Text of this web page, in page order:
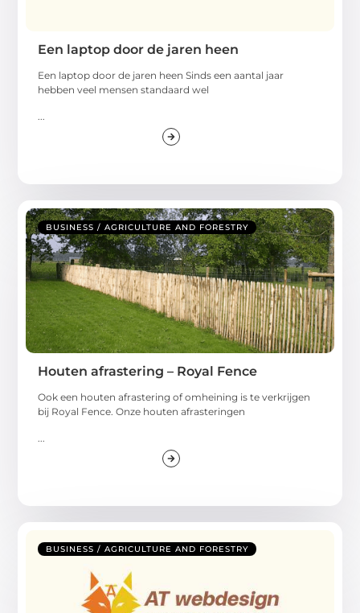
Een laptop door de jaren heen
Een laptop door de jaren heen Sinds een aantal jaar
hebben veel mensen standaard wel
BUSINESS / AGRICULTURE AND FORESTRY
Houten afrastering – Royal Fence
Ook een houten afrastering of omheining is te verkrijgen
bij Royal Fence. Onze houten afrasteringen
BUSINESS / AGRICULTURE AND FORESTRY